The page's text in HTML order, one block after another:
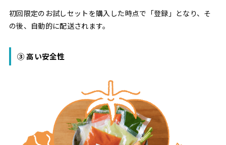
初回限定のお試しセットを購入した時点で「登録」となり、そ
の後、自動的に配送されます。
③ 高い安全性